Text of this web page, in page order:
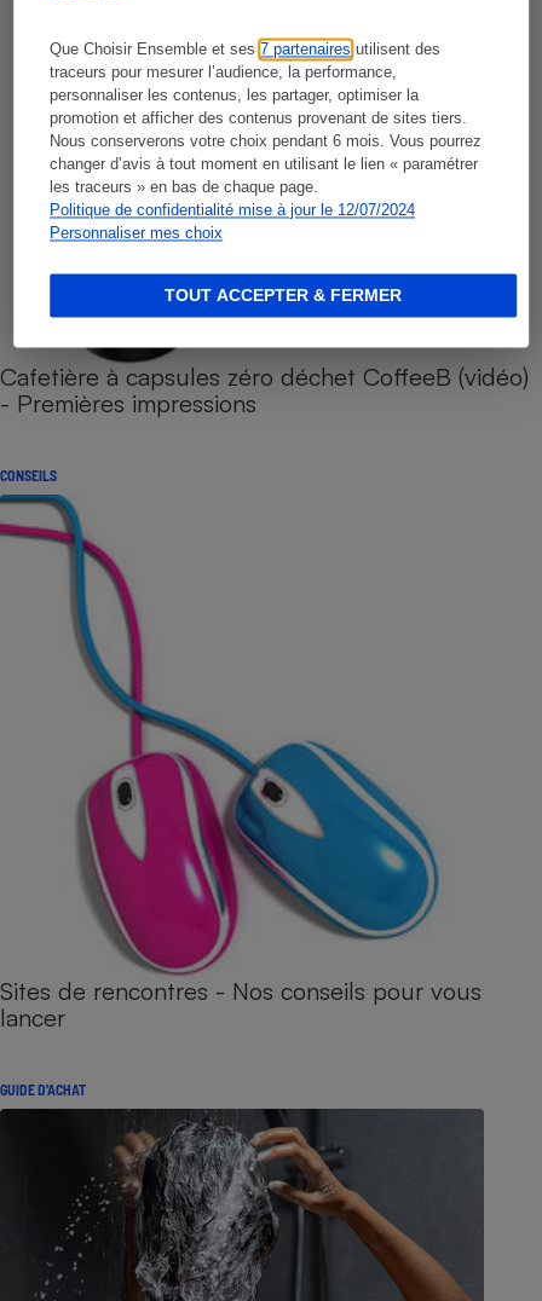
Que Choisir Ensemble et ses7 partenaires utilisent des
traceurs pour mesurer l’audience, la performance,
personnaliser les contenus, les partager, optimiser la
promotion et afficher des contenus provenant de sites tiers.
Nous conserverons votre choix pendant 6 mois. Vous pourrez
changer d’avis à tout moment en utilisant le lien « paramétrer
les traceurs » en bas de chaque page.
Politique de confidentialité mise à jour le 12/07/2024
Personnaliser mes choix
TOUT ACCEPTER & FERMER
Cafetière à capsules zéro déchet CoffeeB (vidéo)
- Premières impressions
CONSEILS
Sites de rencontres - Nos conseils pour vous
lancer
GUIDE D'ACHAT